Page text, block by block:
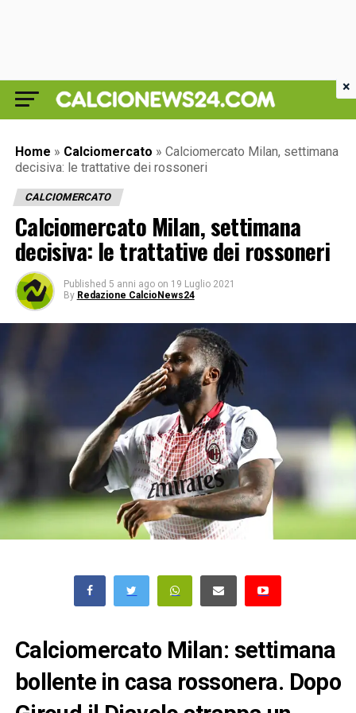
Home » Calciomercato » Calciomercato Milan, settimana
decisiva: le trattative dei rossoneri
CALCIOMERCATO
Calciomercato Milan, settimana
decisiva: le trattative dei rossoneri
Published 5 anni ago on 19 Luglio 2021
By Redazione CalcioNews24
Calciomercato Milan: settimana
bollente in casa rossonera. Dopo
×